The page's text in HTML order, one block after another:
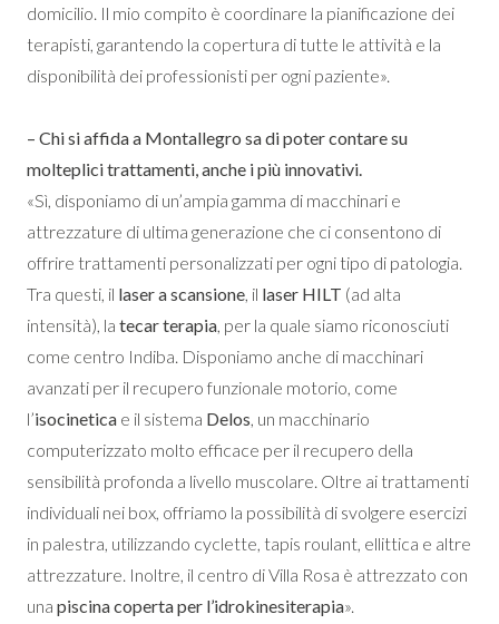
domicilio. Il mio compito è coordinare la pianificazione dei
terapisti, garantendo la copertura di tutte le attività e la
disponibilità dei professionisti per ogni paziente».
– Chi si affida a Montallegro sa di poter contare su
molteplici trattamenti, anche i più innovativi.
«Sì, disponiamo di un’ampia gamma di macchinari e
attrezzature di ultima generazione che ci consentono di
offrire trattamenti personalizzati per ogni tipo di patologia.
Tra questi, il laser a scansione , il laser HILT (ad alta
intensità), la tecar terapia , per la quale siamo riconosciuti
come centro Indiba. Disponiamo anche di macchinari
avanzati per il recupero funzionale motorio, come
l’isocinetica e il sistema Delos , un macchinario
computerizzato molto efficace per il recupero della
sensibilità profonda a livello muscolare. Oltre ai trattamenti
individuali nei box, offriamo la possibilità di svolgere esercizi
in palestra, utilizzando cyclette, tapis roulant, ellittica e altre
attrezzature. Inoltre, il centro di Villa Rosa è attrezzato con
una piscina coperta per l’idrokinesiterapia».